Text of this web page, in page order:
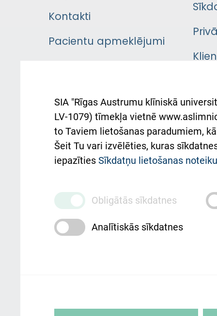
Kontakti
Pacientu apmeklējumi
Pacienta
atsauksmju/sūdzību
iesniegšanas kārtība
Kā pie mums nokļūt
ceļvedis
Rekvizīti un ārstniecības
та
SIA "Rīgas Austrumu klīniskā
LV-1079) tīmekļa vietnē
to Taviem lietošanas paradumiem,
Šeit Tu vari izvēlēties, kuras
iepazīties Sīkdatņu lietošanas
Obligātās sīkdatnes
Analītiskās sīkdatnes